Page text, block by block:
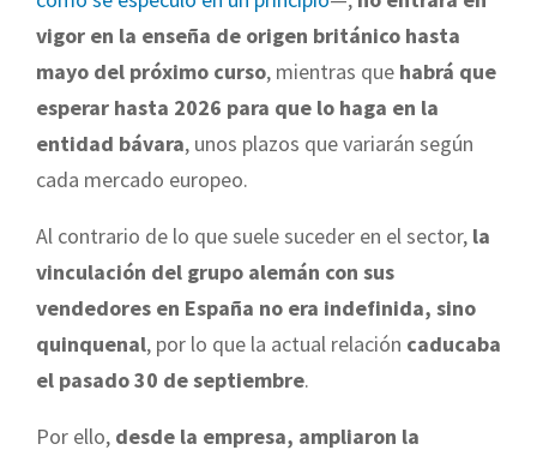
vigor en la enseña de origen británico hasta
mayo del próximo curso, mientras que habrá que
esperar hasta 2026 para que lo haga en la
entidad bávara, unos plazos que variarán según
cada mercado europeo.
Al contrario de lo que suele suceder en el sector, la
vinculación del grupo alemán con sus
vendedores en España no era indefinida, sino
quinquenal, por lo que la actual relación caducaba
el pasado 30 de septiembre.
Por ello, desde la empresa, ampliaron la